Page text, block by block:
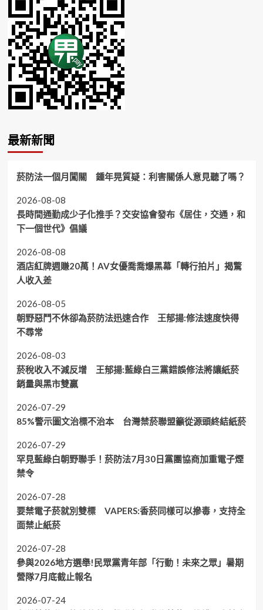
最新新聞
菸防法一個月闖關 鍾年晃質疑：利害關係人意見聽了嗎？
2026-08-08
長時間通勤成少子化推手？交安協會發布《居住，交通，和
下一個世代》倡議
2026-08-08
酒店紅牌週賺20萬！AV女優喬喬爆黑幕「轉行拍片」揭驚
人收入差
2026-08-05
朝野惡鬥不休卻為菸防法迅速合作 王郁揚:修法速度快得
不尋常
2026-08-03
菸稅收入不減反增 王郁揚:藍綠白三黨錯誤修法將讓紙菸
銷量與黑市雙贏
2026-07-29
85%警示圖文治標不治本 台灣禁菸聯盟籲從源頭終結紙菸
2026-07-29
罕見藍綠白朝野聯手！菸防法7月30日黨團協商加重電子煙
禁令
2026-07-28
要禁電子菸就別雙標 VAPERS:香菸同樣可以摻毒，支持全
面禁止紙菸
2026-07-28
參與2026地方選舉!民眾黨青年部「行動！未來之眾」暑期
營隊7月底截止報名
2026-07-24